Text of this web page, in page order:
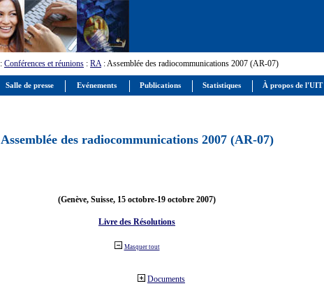
: Conférences et réunions : RA: Assemblée des radiocommunications 2007 (AR-07)
Assemblée des radiocommunications 2007 (AR-07)
(Genève, Suisse, 15 octobre-19 octobre 2007)
Livre des Résolutions
Masquer tout
Documents
Salle de presse Evénements Publications Statistiques À propos de l'UIT